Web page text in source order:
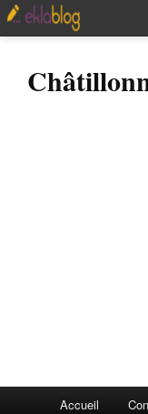
Accueil